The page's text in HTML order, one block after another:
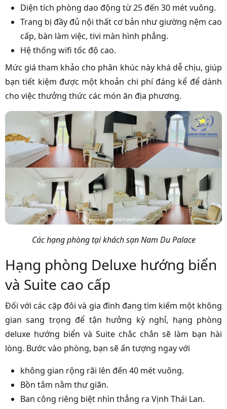
Diện tích phòng dao động từ 25 đến 30 mét vuông.
Trang bị đầy đủ nội thất cơ bản như giường nệm cao
cấp, bàn làm việc, tivi màn hình phẳng.
Hệ thống wifi tốc độ cao.
Mức giá tham khảo cho phân khúc này khá dễ chịu, giúp
bạn tiết kiệm được một khoản chi phí đáng kể để dành
cho việc thưởng thức các món ăn địa phương.
Các hạng phòng tại khách sạn Nam Du Palace
Hạng phòng Deluxe hướng biển
và Suite cao cấp
Đối với các cặp đôi và gia đình đang tìm kiếm một không
gian sang trọng để tận hưởng kỳ nghỉ, hạng phòng
deluxe hướng biển và Suite chắc chắn sẽ làm bạn hài
lòng. Bước vào phòng, bạn sẽ ấn tượng ngay với
không gian rộng rãi lên đến 40 mét vuông.
Bồn tắm nằm thư giãn.
Ban công riêng biệt nhìn thẳng ra Vịnh Thái Lan.